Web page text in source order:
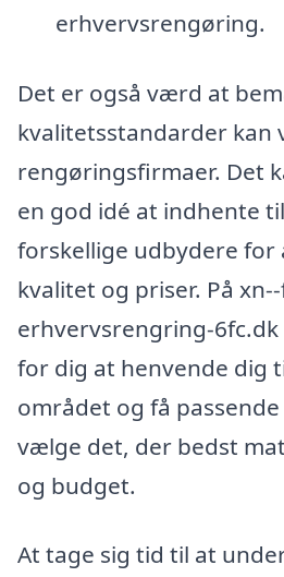
erhvervsrengøring.
Det er også værd at
kvalitetsstandarder kan
rengøringsfirmaer. Det
en god idé at indhente
forskellige udbydere for
kvalitet og priser. På
erhvervsrengring-
for dig at henvende dig
området og få
vælge det, der bedst
og budget.
At tage sig tid til at